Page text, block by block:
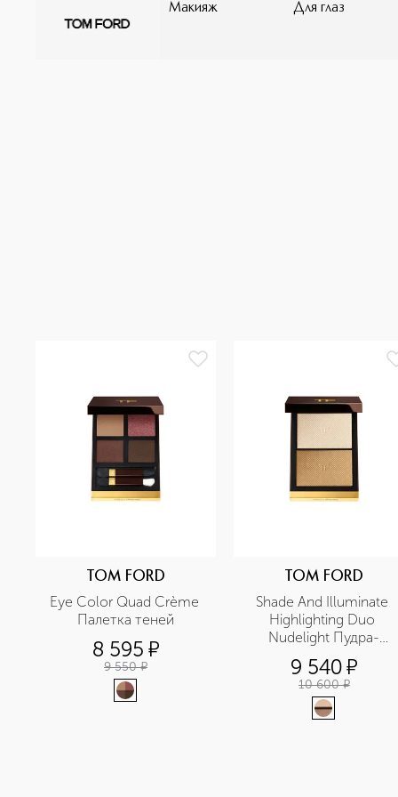
Макияж Для глаз
TOM FORD
Eye Color Quad Crème
Палетка теней
8 595 ¤
9 550 ¤
TOM FORD
Shade And Illuminate
Highlighting Duo
Nudelight Пудра-
хайлайтер
9 540¤
10 600 ¤